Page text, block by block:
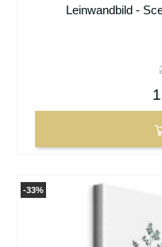
Leinwandbild -
-33%